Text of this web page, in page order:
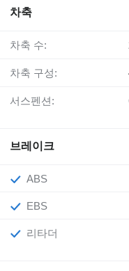
차축
차축 수:
차축 구성:
서스펜션:
브레이크
ABS
EBS
리타더